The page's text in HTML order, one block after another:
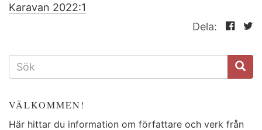
Karavan 2022:1
Dela:
SÖKFORMULÄR
VÄLKOMMEN!
Här hittar du information om författare och verk från